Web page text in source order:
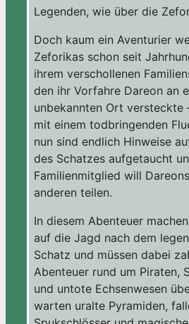
Legenden, wie über die
Doch kaum ein Aventurier
Zeforikas schon seit
ihrem verschollenen
den ihr Vorfahre Dareon an
unbekannten Ort versteckte
mit einem todbringenden
nun sind endlich Hinweise
des Schatzes aufgetaucht
Familienmitglied will
anderen teilen.
In diesem Abenteuer
auf die Jagd nach dem
Schatz und müssen dabei
Abenteuer rund um Piraten,
und untote Echsenwesen
warten uralte Pyramiden,